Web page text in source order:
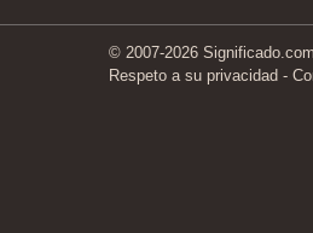
© 2007-2026
Respeto a su privacidad-